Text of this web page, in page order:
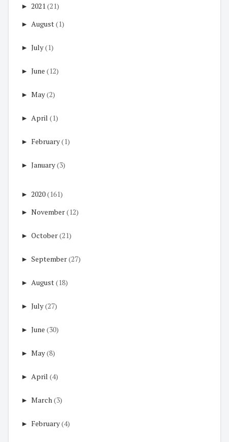
► 2021 (21)
► August(1)
► July(1)
► June (12)
► May(2)
► April (1)
► February(1)
► January(3)
► 2020(161)
► November(12)
► October(21)
► September(27)
► August(18)
► July(27)
► June (30)
► May(8)
► April (4)
► March(3)
► February(4)